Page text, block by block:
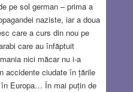
pe sol german – prima a
naziste, iar a doua
care a curs din nou pe
care au înfăptuit
nici măcar nu i-a
accidente ciudate în țările
Europa… În mai puțin de